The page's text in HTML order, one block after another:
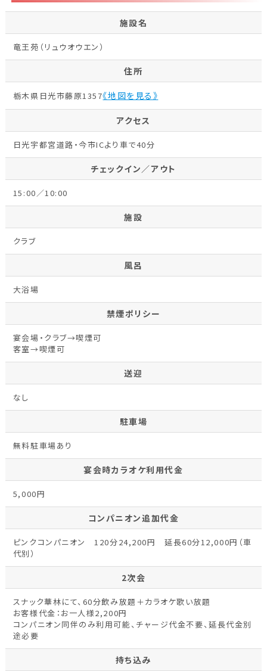
施設名
竜王苑（リュウオウエン）
住所
栃木県日光市藤原1357《地図を見る》
アクセス
日光宇都宮道路・今市ICより車で40分
チェックイン／アウト
15:00／10:00
施設
クラブ
風呂
大浴場
禁煙ポリシー
宴会場・クラブ→喫煙可
客室→喫煙可
送迎
なし
駐車場
無料駐車場あり
宴会時カラオケ利用代金
5,000円
コンパニオン追加代金
ピンクコンパニオン 120分24,200円 延長60分12,000円（車
代別）
2次会
スナック華林にて、60分飲み放題＋カラオケ歌い放題
お客様代金：お一人様2,200円
コンパニオン同伴のみ利用可能、チャージ代金不要、延長代金別
途必要
持ち込み